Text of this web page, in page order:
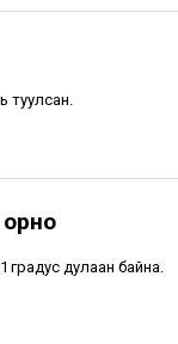
туулсан.
градус дулаан байна.